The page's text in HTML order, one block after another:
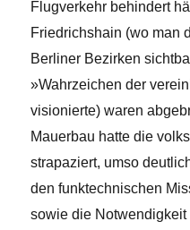
Flugverkehr behindert
Friedrichshain (wo man
Berliner Bezirken
»Wahrzeichen der
visionierte) waren
Mauerbau hatte die
strapaziert, umso
den funktechnischen
sowie die